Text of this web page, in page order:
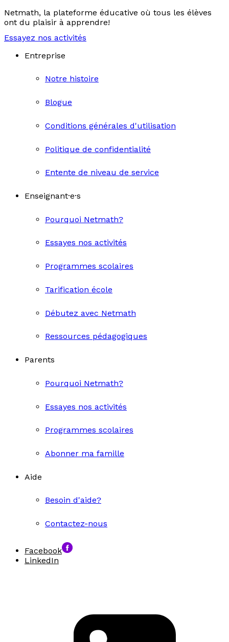
Netmath, la plateforme éducative où tous les élèves
ont du plaisir à apprendre!
Essayez nos activités
Entreprise
Notre histoire
Blogue
Conditions générales d'utilisation
Politique de confidentialité
Entente de niveau de service
Enseignant·e·s
Pourquoi Netmath?
Essayes nos activités
Programmes scolaires
Tarification école
Débutez avec Netmath
Ressources pédagogiques
Parents
Pourquoi Netmath?
Essayes nos activités
Programmes scolaires
Abonner ma famille
Aide
Besoin d'aide?
Contactez-nous
Facebook
LinkedIn